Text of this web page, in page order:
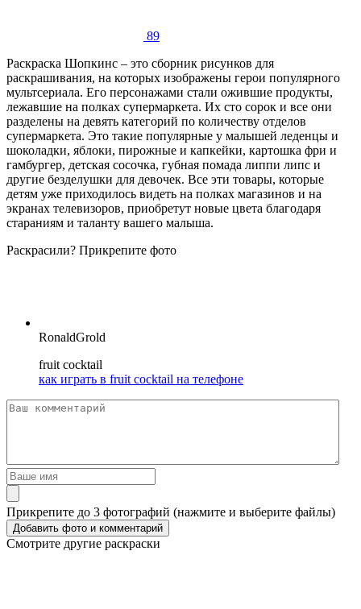
89
Раскраска Шопкинс – это сборник рисунков для
раскрашивания, на которых изображены герои популярного
мультсериала. Его персонажами стали ожившие продукты,
лежавшие на полках супермаркета. Их сто сорок и все они
разделены на девять категорий по количеству отделов
супермаркета. Это такие популярные у малышей леденцы и
шоколадки, яблоки, пирожные и капкейки, картошка фри и
гамбургер, детская сосочка, губная помада липпи липс и
другие безделушки для девочек. Все эти товары, которые
детям уже приходилось видеть на полках магазинов и на
экранах телевизоров, приобретут новые цвета благодаря
стараниям и таланту вашего малыша.
Раскрасили? Прикрепите фото
RonaldGrold
fruit cocktail
как играть в fruit cocktail на телефоне
Прикрепите до 3 фотографий (нажмите и выберите файлы)
Смотрите другие раскраски